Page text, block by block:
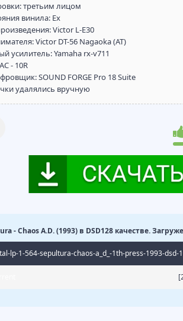
третьим лицом
винила: Ex
Victor L-E30
Victor DT-56 Nagaoka (AT)
усилитель: Yamaha rx-v711
- 10R
SOUND FORGE Pro 18 Suite
удалялись вручную
- Chaos A.D. (1993) в DSD128 качестве.
lp-1-564-sepultura-chaos-a_d_-1th-press-1993-dsd-